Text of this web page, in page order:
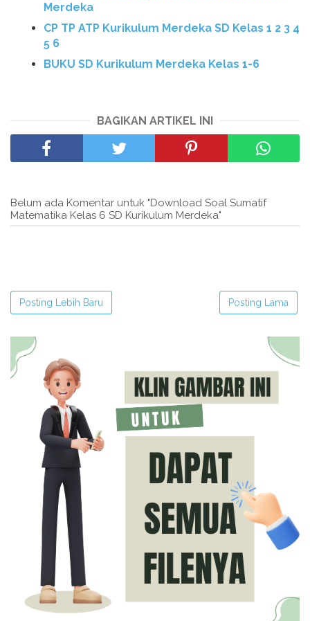
Merdeka
CP TP ATP Kurikulum Merdeka SD Kelas 1 2 3 4
5 6
BUKU SD Kurikulum Merdeka Kelas 1-6
BAGIKAN ARTIKEL INI
Belum ada Komentar untuk "Download Soal Sumatif
Matematika Kelas 6 SD Kurikulum Merdeka"
Posting Lebih Baru Posting Lama